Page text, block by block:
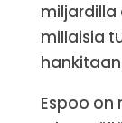
miljardilla
millaisia
Espoo on